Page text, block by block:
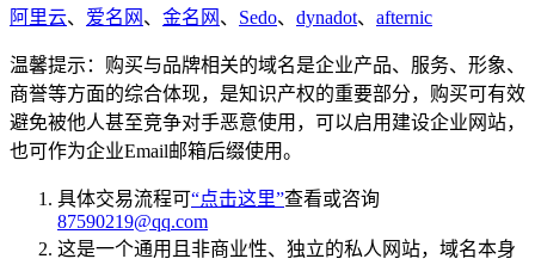
阿里云、 爱名网 、 金名网 、 Sedo、 dynadot、 afternic
温馨提示：购买与品牌相关的域名是企业产品、服务、形象、
商誉等方面的综合体现，是知识产权的重要部分，购买可有效
避免被他人甚至竞争对手恶意使用，可以启用建设企业网站，
也可作为企业Email邮箱后缀使用。
具体交易流程可“点击这里”查看或咨询
87590219@qq.com
这是一个通用且非商业性、独立的私人网站，域名本身